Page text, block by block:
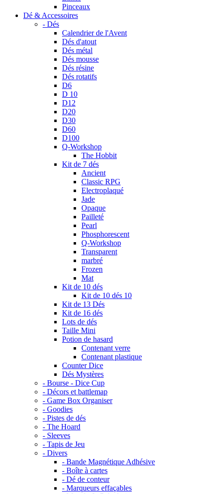
Pinceaux
Dé & Accessoires
- Dés
Calendrier de l'Avent
Dés d'atout
Dés métal
Dés mousse
Dés résine
Dés rotatifs
D6
D 10
D12
D20
D30
D60
D100
Q-Workshop
The Hobbit
Kit de 7 dés
Ancient
Classic RPG
Electroplaqué
Jade
Opaque
Pailleté
Pearl
Phosphorescent
Q-Workshop
Transparent
marbré
Frozen
Mat
Kit de 10 dés
Kit de 10 dés 10
Kit de 13 Dés
Kit de 16 dés
Lots de dés
Taille Mini
Potion de hasard
Contenant verre
Contenant plastique
Counter Dice
Dés Mystères
- Bourse - Dice Cup
- Décors et battlemap
- Game Box Organiser
- Goodies
- Pistes de dés
- The Hoard
- Sleeves
- Tapis de Jeu
- Divers
- Bande Magnétique Adhésive
- Boîte à cartes
- Dé de conteur
- Marqueurs effaçables